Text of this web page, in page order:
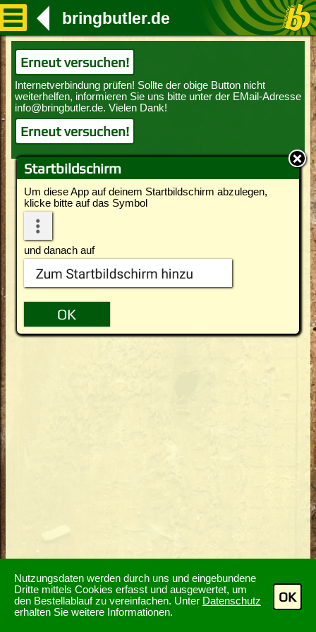
Nutzungsdaten werden durch uns und eingebundene
Dritte mittels Cookies erfasst und ausgewertet, um
den Bestellablauf zu vereinfachen. Unter Datenschutz
erhalten Sie weitere Informationen.
OK
Startbildschirm
Um diese App auf deinem Startbildschirm abzulegen,
klicke bitte auf das Symbol
und danach auf
bringbutler.de
Erneut versuchen!
Erneut versuchen!